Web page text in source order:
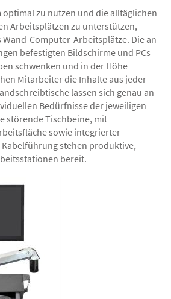
optimal zu nutzen und die alltäglichen
Arbeitsplätzen zu unterstützen,
Computer-Arbeitsplätze. Die an
befestigten Bildschirme und PCs
schwenken und in der Höhe
Mitarbeiter die Inhalte aus jeder
lassen sich genau an
Bedürfnisse der jeweiligen
störende Tischbeine, mit
sowie integrierter
stehen produktive,
bereit.